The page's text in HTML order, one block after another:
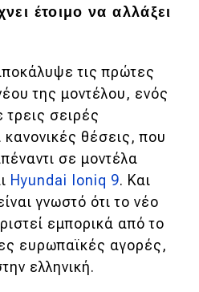
έτοιμο να αλλάξει
τις πρώτες
της μοντέλου, ενός
τρεις σειρές
κανονικές θέσεις, που
σε μοντέλα
Hyundai Ioniq 9. Και
γνωστό ότι το νέο
εμπορικά από το
ευρωπαϊκές αγορές,
ελληνική.